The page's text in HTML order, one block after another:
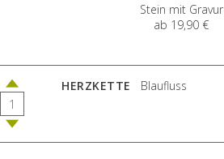
Stein mit Gravur
ab 19,90 €
HERZKETTE Blaufluss